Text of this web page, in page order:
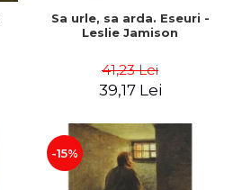
Sa urle, sa arda. Eseuri -
Leslie Jamison
41,23 Lei
39,17 Lei
-15%